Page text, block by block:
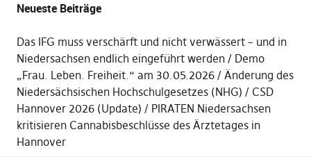
Neueste Beiträge
Das IFG muss verschärft und nicht verwässert – und in
Niedersachsen endlich eingeführt werden
Demo
„Frau. Leben. Freiheit.“ am 30.05.2026
Änderung des
Niedersächsischen Hochschulgesetzes (NHG)
CSD
Hannover 2026 (Update)
PIRATEN Niedersachsen
kritisieren Cannabisbeschlüsse des Ärztetages in
Hannover